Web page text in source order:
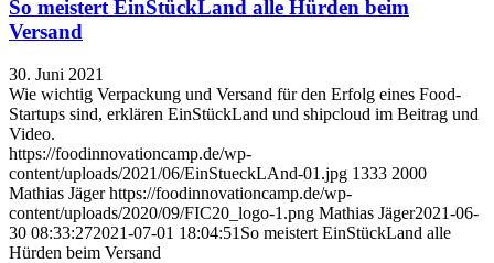
So meistert EinStückLand alle Hürden beim
Versand
30. Juni 2021
Wie wichtig Verpackung und Versand für den Erfolg eines Food-
Startups sind, erklären EinStückLand und shipcloud im Beitrag und
Video.
https://foodinnovationcamp.de/wp-
content/uploads/2021/06/EinStueckLAnd-01.jpg 1333 2000
Mathias Jäger https://foodinnovationcamp.de/wp-
content/uploads/2020/09/FIC20_logo-1.png Mathias Jäger2021-06-
30 08:33:272021-07-01 18:04:51 So meistert EinStückLand alle
Hürden beim Versand